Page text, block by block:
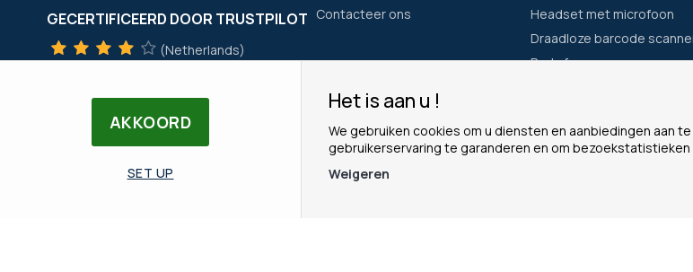
AKKOORD
SET UP
Het is aan u !
We gebruiken cookies om u diensten en aanbiedingen aan
gebruikerservaring te garanderen en om
Weigeren
GECERTIFICEERD DOOR TRUSTPILOT
(Netherlands)
Contacteer ons
Headset met microfoon
Draadloze barcode
Portofoon
HET BEDRIJF
Wie zijn wij?
Ons Team
Eenvoudig bestellen